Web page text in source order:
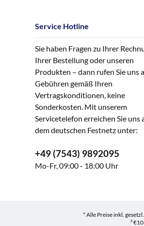
Service Hotline
Sie haben Fragen zu Ihrer
Ihrer Bestellung oder unseren
Produkten – dann rufen Sie uns
Gebühren gemäß Ihren
Vertragskonditionen, keine
Sonderkosten. Mit unserem
Servicetelefon erreichen Sie uns
dem deutschen Festnetz unter:
+49 (7543) 9892095
Mo-Fr, 09:00 - 18:00 Uhr
* Alle Preise inkl.
²